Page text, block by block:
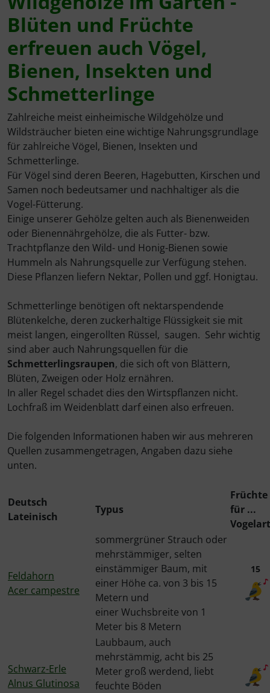
Blüten und Früchte
erfreuen auch Vögel,
Bienen, Insekten und
Schmetterlinge
Zahlreiche meist einheimische Wildgehölze und
Wildsträucher bieten eine wichtige Nahrungsgrundlage
für zahlreiche Vögel, Bienen, Insekten und
Schmetterlinge.
Für Vögel sind deren Beeren, Hagebutten, Kirschen und
Samen noch bedeutsamer und nachhaltiger als die
Vogel-Fütterung.
Einige unserer Gehölze gelten auch als Bienenweiden
oder Bienennährgehölze, die als Futter- bzw.
Trachtpflanze den Wild- und Honig-Bienen sowie
Hummeln als Nahrungsquelle zur Verfügung stehen.
Diese Pflanzen liefern Nektar, Pollen und ggf. Honigtau.
Schmetterlinge benötigen oft nektarspendende
Blütenkelche, deren zuckerhaltige Flüssigkeit sie mit
meist langen, eingerollten Rüssel, saugen. Sehr wichtig
sind aber auch Nahrungsquellen für die
Schmetterlingsraupen, die sich oft von Blättern,
Blüten, Zweigen oder Holz ernähren.
In aller Regel schadet dies den Wirtspflanzen nicht.
Lochfraß im Weidenblatt darf einen also erfreuen.
Die folgenden Informationen haben wir aus mehreren
Quellen zusammengetragen, Angaben dazu siehe
unten.
Deutsch
Lateinisch
Typus
Früchte
für ...
Feldahorn
Acer campestre
sommergrüner Strauch oder
mehrstämmiger, selten
einstämmiger Baum, mit
einer Höhe ca. von 3 bis 15
Metern und
einer Wuchsbreite von 1
Meter bis 8 Metern
15
Schwarz-Erle
Alnus Glutinosa
Laubbaum, auch
mehrstämmig, acht bis 25
Meter groß werdend, liebt
feuchte Böden
Wildhecke / gemischte Hecke